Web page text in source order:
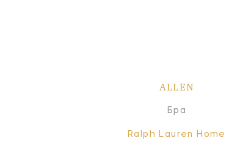
ALLEN
Бра
Ralph Lauren Home